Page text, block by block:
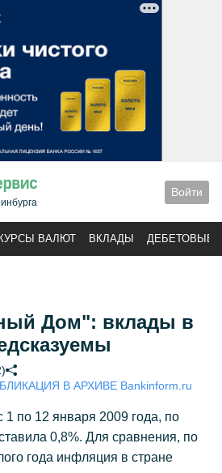
Войти
КУРСЫ ВАЛЮТ ВКЛАДЫ ДЕБЕТОВЫЕ
Дом": вклады в
В АРХИВЕ Bankinform.ru
по 12 января 2009 года, по
0,8%. Для сравнения, по
года инфляция в стране